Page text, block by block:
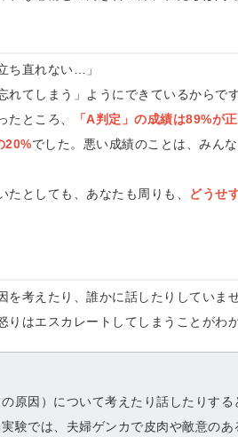
ち直れない…」
てしまう」ようにできているからです
ところ、
「A判定」の成績は89%が
20%でした。悪い成績のことは、みん
としても、あなたも周りも、
どうせ
考えたり、誰かに話したりしていま
はエスカレートしてしまうことがわ
原因）について考えたり話したりする
験では、夫婦ゲンカで皮肉や敵意のあ